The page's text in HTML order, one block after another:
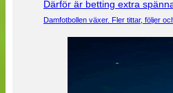
Därför är betting extra
Damfotbollen växer. Fler tittar, följer